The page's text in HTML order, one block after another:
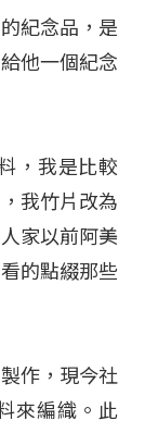
紀念品，是
他一個紀念
，我是比較
我竹片改為
家以前阿美
的點綴那些
作，現今社
來編織。此